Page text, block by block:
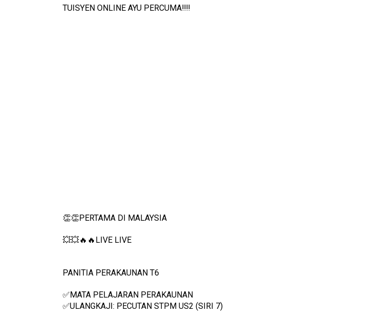
TUISYEN ONLINE AYU PERCUMA‼️‼️
👏👏PERTAMA DI MALAYSIA
💥💥🔥🔥LIVE LIVE
PANITIA PERAKAUNAN T6
✅MATA PELAJARAN PERAKAUNAN
✅ULANGKAJI: PECUTAN STPM US2 (SIRI 7)